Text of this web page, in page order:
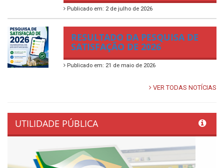
Publicado em: 2 de julho de 2026
RESULTADO DA PESQUISA DE
SATISFAÇÃO DE 2026
Publicado em: 21 de maio de 2026
VER TODAS NOTÍCIAS
UTILIDADE PÚBLICA